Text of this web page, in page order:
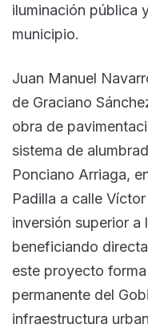
iluminación pública
municipio.
Juan Manuel
de Graciano
obra de
sistema de
Ponciano Arriaga,
Padilla a calle
inversión superior a
beneficiando
este proyecto
permanente del
infraestructura